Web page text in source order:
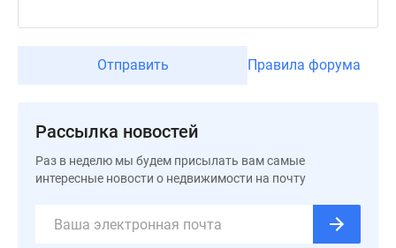
Отправить Правила форума
Рассылка новостей
Раз в неделю мы будем присылать вам самые
интересные новости о недвижимости на почту